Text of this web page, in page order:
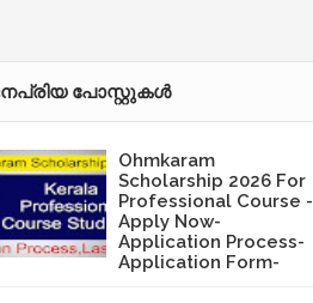
പോസ്റ്റുകള്‍‌
Ohmkaram
Scholarship 2026 For
Professional Course -
Apply Now-
Application Process-
Application Form-